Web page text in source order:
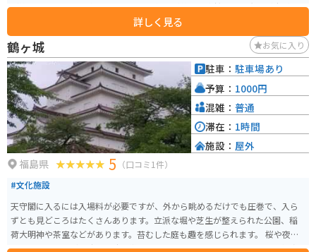
が絶景で、只見川の水面に映る山々と集落が美しい水鏡となる光景が広がり
が集落をバックに写真を撮ったりします。駐車場はありませんが道路の幅や
周りを見渡せるほど広いので路上駐車で止めて写真も撮れます。夏と冬で見
れる景色が違うの季節で違う風景を写真におさめるのもおすすめです。
詳しく見る
鶴ヶ城 お気に入り
福島県 5 （口コミ1件）
#文化施設
天守閣に入るには入場料が必要ですが、外から眺めるだけでも圧巻で、入ら
ずとも見どころはたくさんあります。立派な堀や芝生が整えられた公園、稲
荷大明神や茶室などがあります。苔むした庭も趣を感じられます。 桜や夜の
ライトアップなど、時期や時間帯によって特別なイベントもあるので、何度
駐車： 駐車場あり
予算： 1000円
混雑： 普通
滞在： 1時間
施設： 屋外